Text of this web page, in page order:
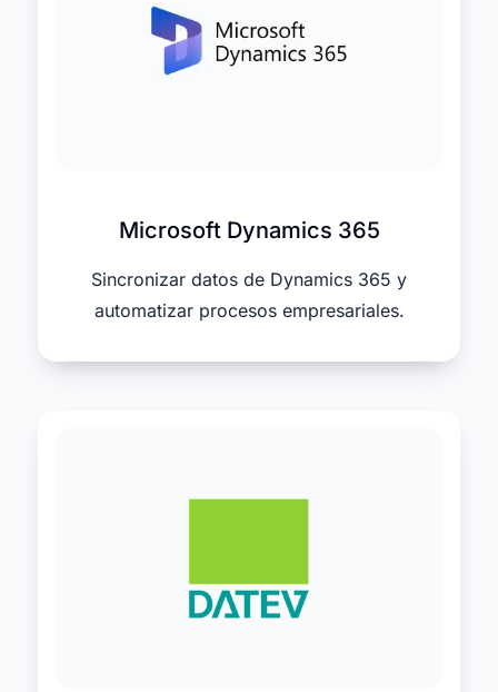
Microsoft Dynamics 365
Sincronizar datos de Dynamics 365 y
automatizar procesos empresariales.